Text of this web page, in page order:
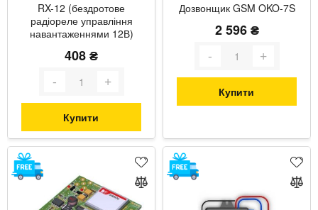
RX-12 (бездротове
радіореле управління
навантаженнями 12В)
408 ₴
Купити
Дозвонщик GSM OKO-7S
2 596 ₴
Купити